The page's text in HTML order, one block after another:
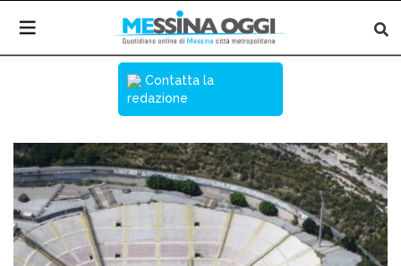
Contatta la
redazione